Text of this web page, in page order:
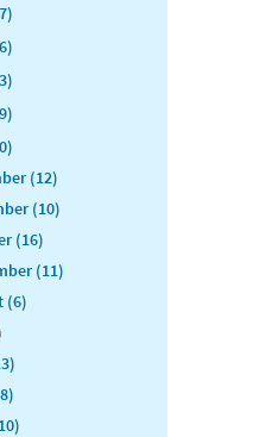
(12)
(10)
(16)
(11)
(6)